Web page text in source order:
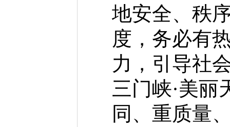
地安全、秩
度，务必有
力，引导社
三门峡·美丽
同、重质量